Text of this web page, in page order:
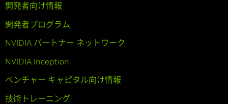
開発者向け情報
開発者プログラム
NVIDIA パートナー ネットワーク
NVIDIA Inception
ベンチャー キャピタル向け情報
技術トレーニング